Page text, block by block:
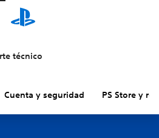
técnico
Cuenta y seguridad PS Store y